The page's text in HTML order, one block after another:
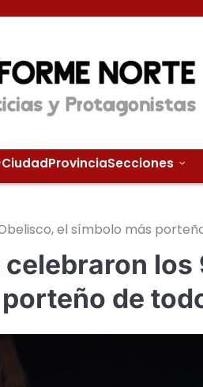
CiudadProvinciaSecciones
el símbolo más
los
de